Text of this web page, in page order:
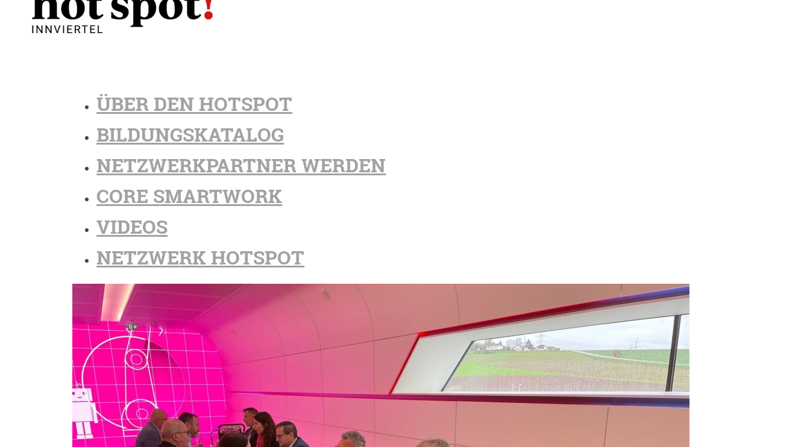
ÜBER DEN HOTSPOT
BILDUNGSKATALOG
NETZWERKPARTNER WERDEN
CORE SMARTWORK
VIDEOS
NETZWERK HOTSPOT